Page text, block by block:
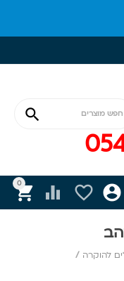
0
 
 

להוקרה /